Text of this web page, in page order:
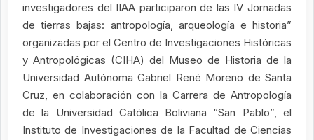
investigadores del IIAA participaron de las IV Jornadas
de tierras bajas: antropología, arqueología e historia”
organizadas por el Centro de Investigaciones Históricas
y Antropológicas (CIHA) del Museo de Historia de la
Universidad Autónoma Gabriel René Moreno de Santa
Cruz, en colaboración con la Carrera de Antropología
de la Universidad Católica Boliviana “San Pablo”, el
Instituto de Investigaciones de la Facultad de Ciencias